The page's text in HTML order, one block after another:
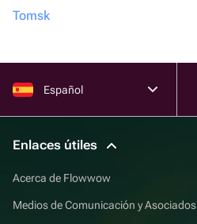
Tomsk
Español
Enlaces útiles
Acerca de Flowwow
Medios de Comunicación y Asociados